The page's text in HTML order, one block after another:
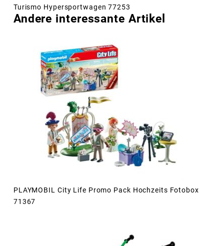
Turismo Hypersportwagen 77253
Andere interessante Artikel
PLAYMOBIL City Life Promo Pack Hochzeits Fotobox
71367